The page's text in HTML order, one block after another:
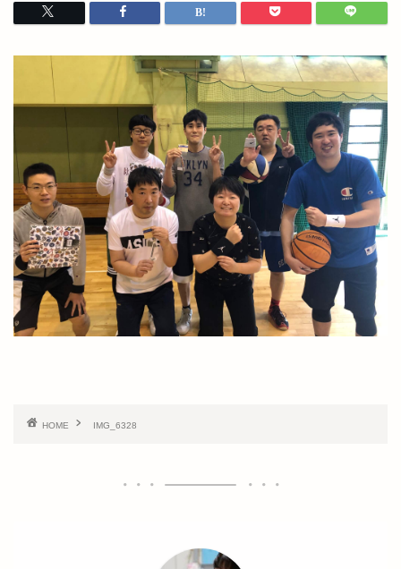
HOME IMG_6328